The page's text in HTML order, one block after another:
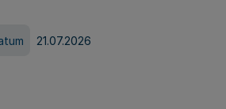
21.07.2026